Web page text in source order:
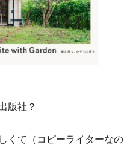
版社？
くて（コピーライターなの